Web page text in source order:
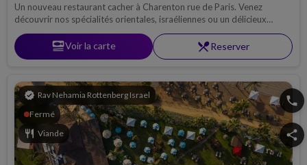
Un nouveau restaurant cacher à Charenton rue de Paris. Venez
découvrir nos spécialités orientales, israéliennes ou un délicieux
couscous....
set_mealVoir la carte restaurant_menuReserver
verified Rav Nehamia Rottenberg Israel
Fermé
restaurant Viande
phone
share